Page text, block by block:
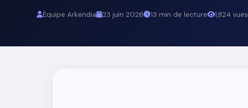
Équipe Arkendia 23 juin 2026 13 min de lecture 1,824 vues